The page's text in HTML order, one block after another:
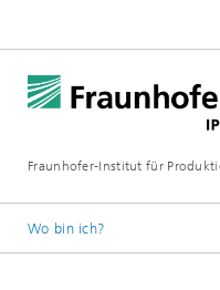
Fraunhofer-Institut für
Wo bin ich?